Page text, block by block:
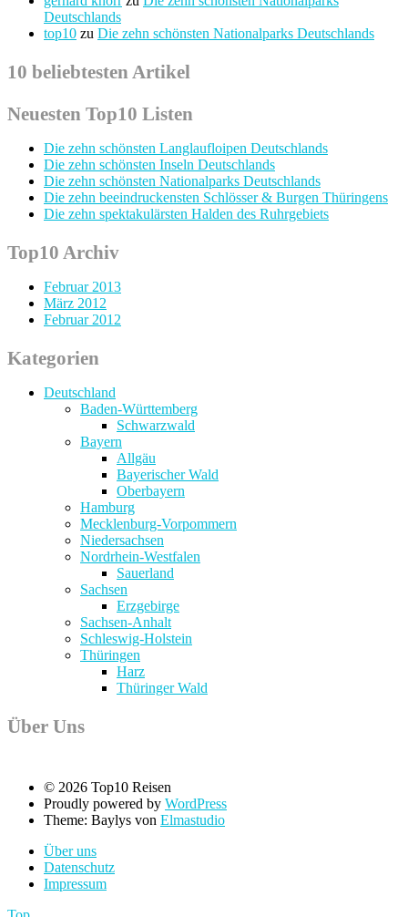
Deutschlands
top10 zu Die zehn schönsten Nationalparks Deutschlands
10 beliebtesten Artikel
Neuesten Top10 Listen
Die zehn schönsten Langlaufloipen Deutschlands
Die zehn schönsten Inseln Deutschlands
Die zehn schönsten Nationalparks Deutschlands
Die zehn beeindruckensten Schlösser & Burgen Thüringens
Die zehn spektakulärsten Halden des Ruhrgebiets
Top10 Archiv
Februar 2013
März 2012
Februar 2012
Kategorien
Deutschland
Baden-Württemberg
Schwarzwald
Bayern
Allgäu
Bayerischer Wald
Oberbayern
Hamburg
Mecklenburg-Vorpommern
Niedersachsen
Nordrhein-Westfalen
Sauerland
Sachsen
Erzgebirge
Sachsen-Anhalt
Schleswig-Holstein
Thüringen
Harz
Thüringer Wald
Über Uns
© 2026 Top10 Reisen
Proudly powered by WordPress
Theme: Baylys von Elmastudio
Über uns
Datenschutz
Impressum